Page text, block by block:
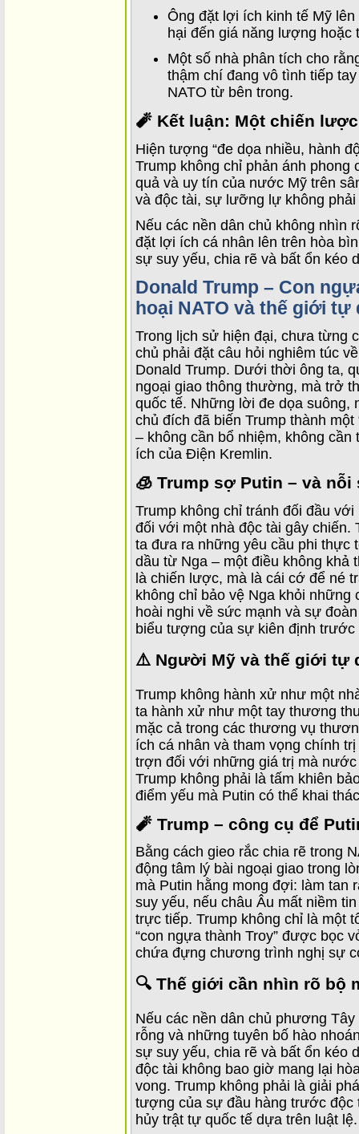
Ông đặt lợi ích kinh tế Mỹ
hại đến giá năng lượng
Một số nhà phân tích cho
thậm chí đang vô tình tiếp
NATO từ bên trong.
🧨 Kết luận: Một chiến
Hiện tượng “đe dọa nhiều, hành
Trump không chỉ phản ánh phong
quả và uy tín của nước Mỹ trên
và độc tài, sự lưỡng lự không
Nếu các nền dân chủ không nhìn
đặt lợi ích cá nhân lên trên hòa
sự suy yếu, chia rẽ và bất ổn kéo
Donald Trump – Con
hoại NATO và thế giới tự
Trong lịch sử hiện đại, chưa từng
chủ phải đặt câu hỏi nghiêm túc
Donald Trump. Dưới thời ông ta,
ngoại giao thông thường, mà trở
quốc tế. Những lời đe dọa
chủ đích đã biến Trump thành
– không cần bổ nhiệm, không
ích của Điện Kremlin.
🧊 Trump sợ Putin – và
Trump không chỉ tránh đối đầu
đối với một nhà độc tài gây chiến.
ta đưa ra những yêu cầu phi thực
dầu từ Nga – một điều không khả
là chiến lược, mà là cái cớ để né
không chỉ bảo vệ Nga khỏi những
hoài nghi về sức mạnh và sự
biểu tượng của sự kiên định trước
⚠️ Người Mỹ và thế giới tự
Trump không hành xử như một
ta hành xử như một tay thương
mặc cả trong các thương vụ
ích cá nhân và tham vọng chính
trợn đối với những giá trị mà
Trump không phải là tấm khiên
điểm yếu mà Putin có thể khai
🧨 Trump – công cụ để
Bằng cách gieo rắc chia rẽ trong
động tâm lý bài ngoại giao trong
mà Putin hằng mong đợi: làm tan
suy yếu, nếu châu Âu mất niềm
trực tiếp. Trump không chỉ là một
“con ngựa thành Troy” được bọc
chứa đựng chương trình nghị sự
🔍 Thế giới cần nhìn rõ bộ
Nếu các nền dân chủ phương
rỗng và những tuyên bố hào
sự suy yếu, chia rẽ và bất ổn kéo
độc tài không bao giờ mang lại
vong. Trump không phải là giải
tượng của sự đầu hàng trước độc
hủy trật tự quốc tế dựa trên luật lệ.